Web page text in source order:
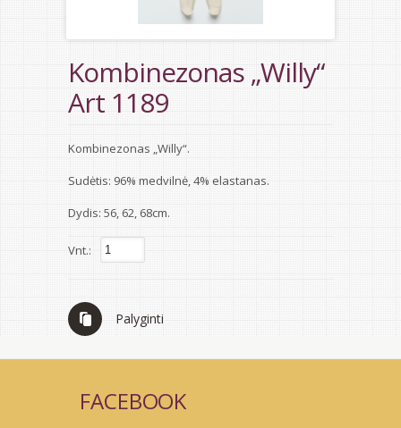
Kombinezonas „Willy“
Art 1189
Kombinezonas „Willy“.
Sudėtis: 96% medvilnė, 4% elastanas.
Dydis: 56, 62, 68cm.
Vnt.:
Palyginti
FACEBOOK